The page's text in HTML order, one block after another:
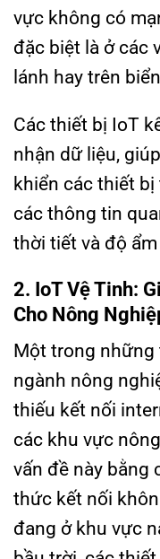
vực không có
đặc biệt là ở các
lánh hay trên
Các thiết bị IoT
nhận dữ liệu,
khiển các thiết
các thông tin
thời tiết và độ
2. IoT Vệ Tinh:
Cho Nông
Một trong
ngành nông
thiếu kết nối
các khu vực
vấn đề này bằng
thức kết nối
đang ở khu vực